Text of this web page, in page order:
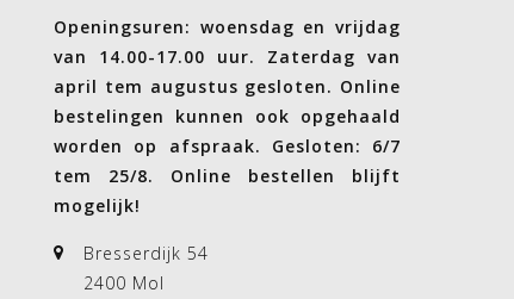
Openingsuren: woensdag en vrijdag
van 14.00-17.00 uur. Zaterdag van
april tem augustus gesloten. Online
bestelingen kunnen ook opgehaald
worden op afspraak. Gesloten: 6/7
tem 25/8. Online bestellen blijft
mogelijk!
Bresserdijk 54
2400 Mol